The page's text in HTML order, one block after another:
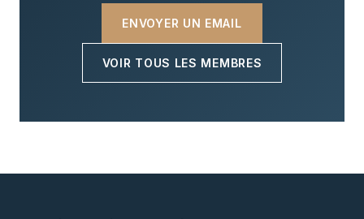
ENVOYER UN EMAIL
VOIR TOUS LES MEMBRES